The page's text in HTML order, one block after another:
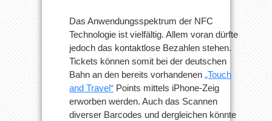
Das Anwendungsspektrum der NFC
Technologie ist vielfältig. Allem voran dürfte
jedoch das kontaktlose Bezahlen stehen.
Tickets können somit bei der deutschen
Bahn an den bereits vorhandenen „Touch
and Travel“ Points mittels iPhone-Zeig
erworben werden. Auch das Scannen
diverser Barcodes und dergleichen könnte